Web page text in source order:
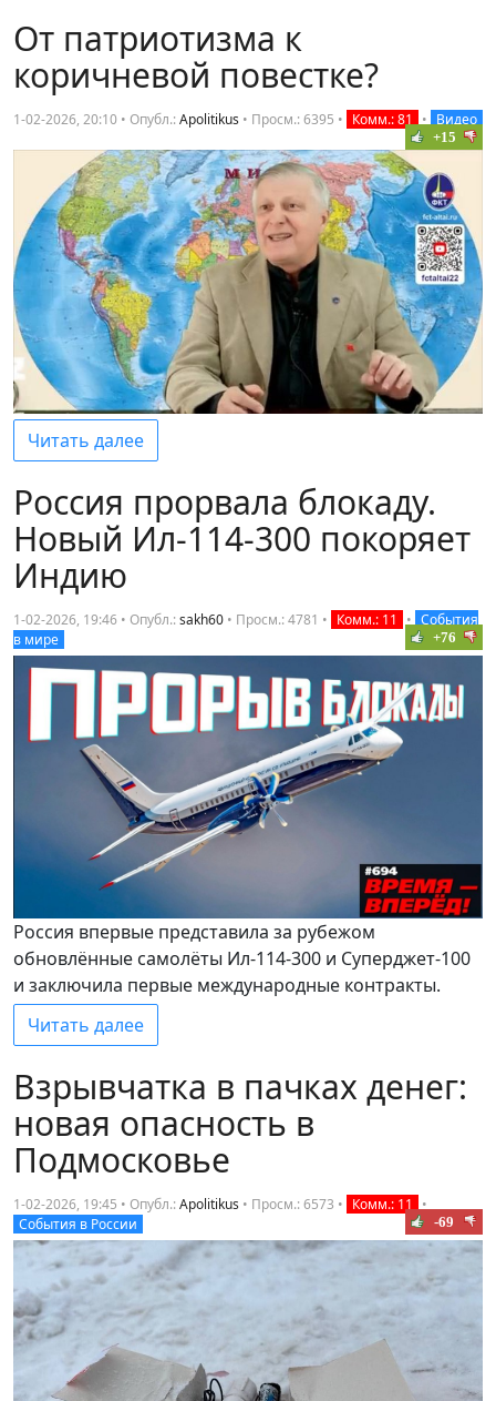
От патриотизма к
коричневой повестке?
1-02-2026, 20:10 • Опубл.:Apolitikus • Просм.: 6395 • Комм.: 81 • Видео
+15
Читать далее
Россия прорвала блокаду.
Новый Ил-114-300 покоряет
Индию
1-02-2026, 19:46 • Опубл.:sakh60 • Просм.: 4781 • Комм.: 11 • События
в мире
+76
Россия впервые представила за рубежом
обновлённые самолёты Ил-114-300 и Суперджет-100
и заключила первые международные контракты.
Читать далее
Взрывчатка в пачках денег:
новая опасность в
Подмосковье
1-02-2026, 19:45 • Опубл.:Apolitikus • Просм.: 6573 • Комм.: 11 •
События в России
-69